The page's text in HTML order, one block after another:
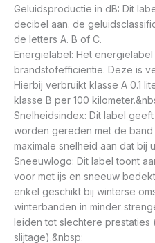
Geluidsproductie in dB: Dit
decibel aan. de
de letters A. B of C.
Energielabel: Het
brandstofefficiëntie. Deze is
Hierbij verbruikt klasse A 0.1
klasse B per 100
Snelheidsindex: Dit label
worden gereden met de
maximale snelheid aan dat bij
Sneeuwlogo: Dit label toont
voor met ijs en sneeuw
enkel geschikt bij winterse
winterbanden in minder
leiden tot slechtere prestaties
slijtage).&nbsp: